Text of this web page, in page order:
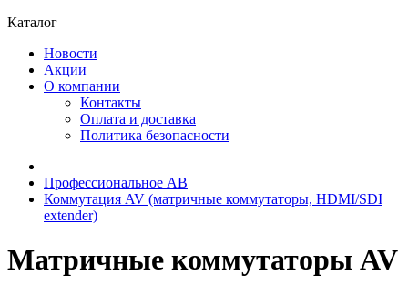
Каталог
Новости
Акции
О компании
Контакты
Оплата и доставка
Политика безопасности
Профессиональное АВ
Коммутация AV (матричные коммутаторы, HDMI/SDI
extender)
Матричные коммутаторы AV